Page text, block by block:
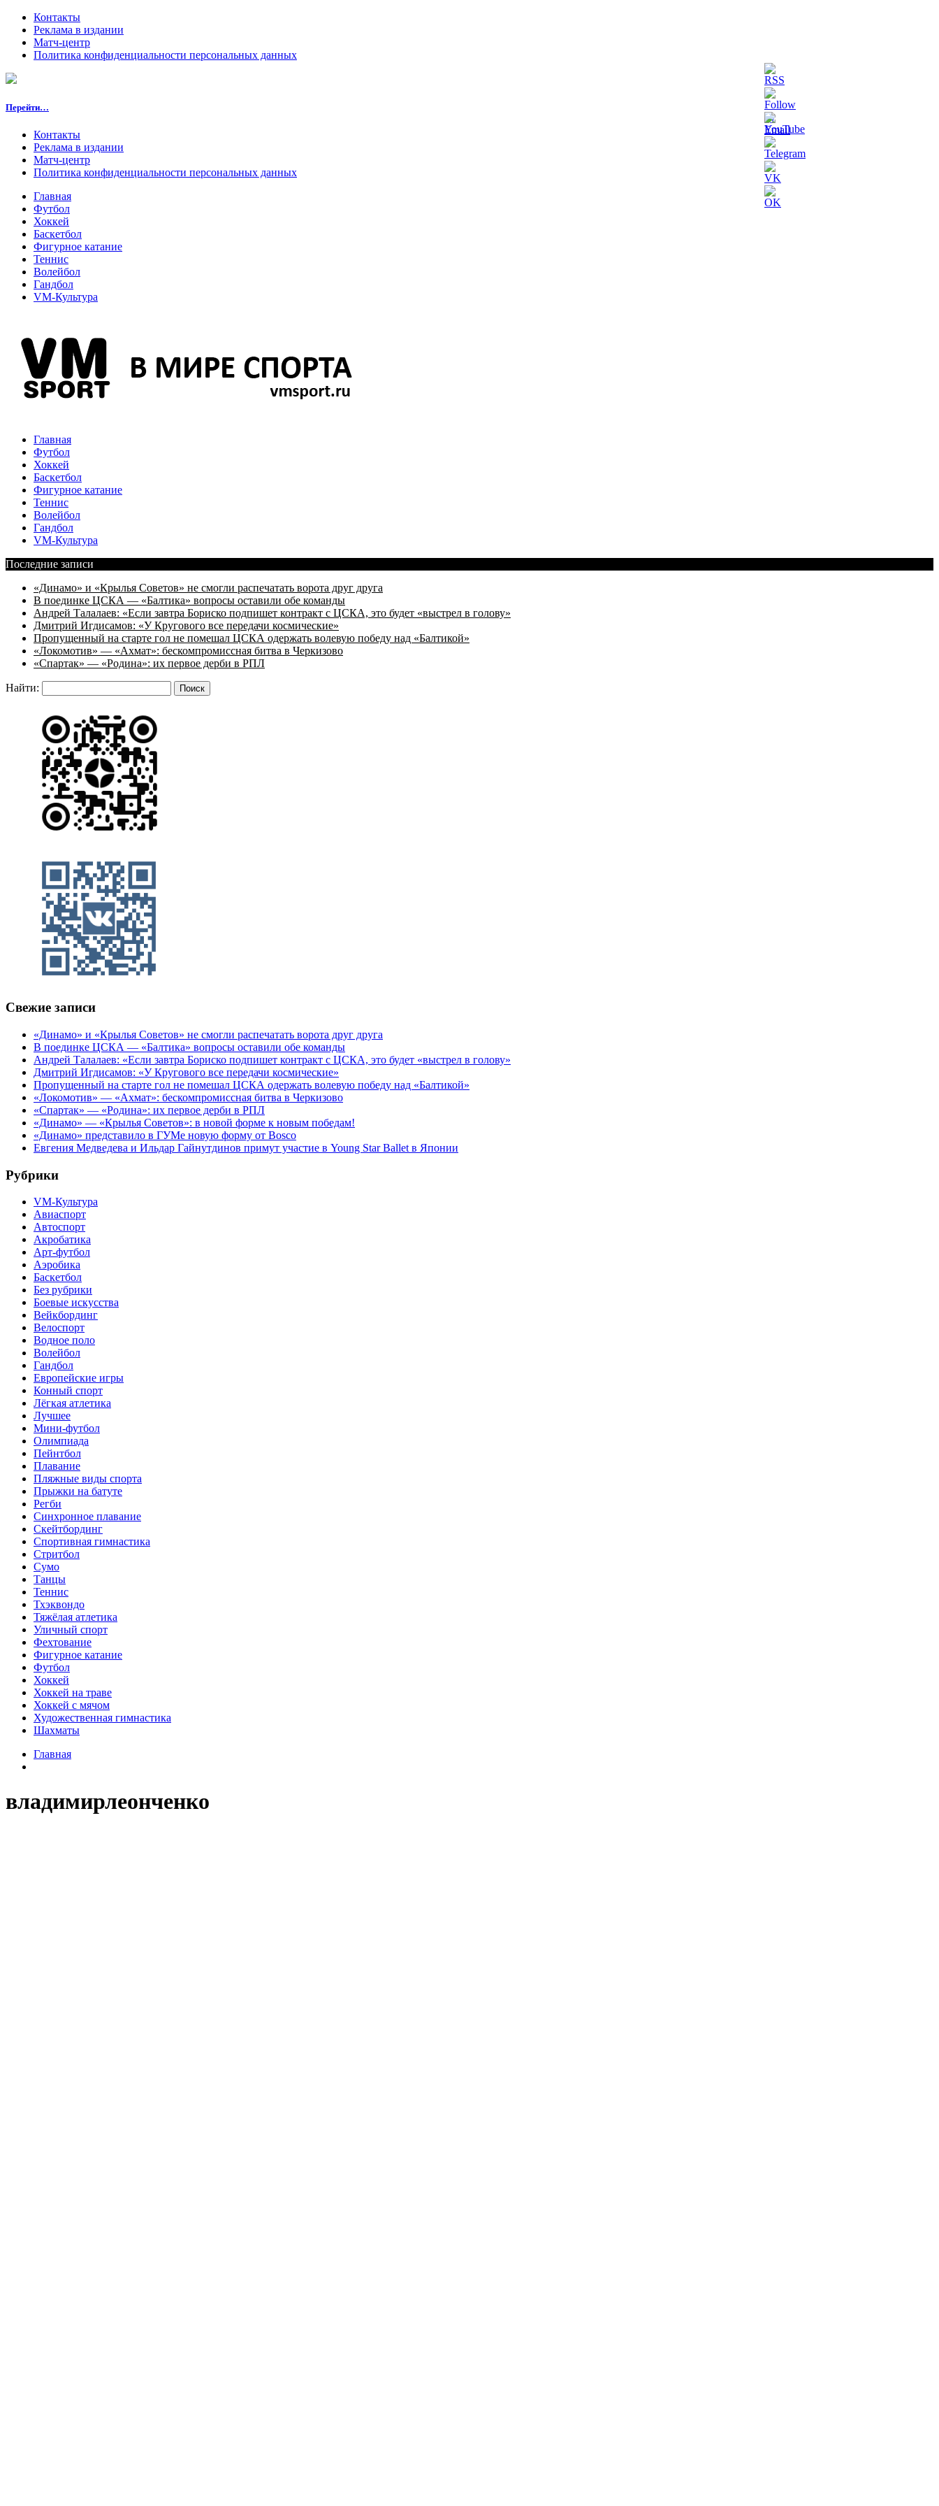
Контакты
Реклама в издании
Матч-центр
Политика конфиденциальности персональных данных
Перейти…
Контакты
Реклама в издании
Матч-центр
Политика конфиденциальности персональных данных
Главная
Футбол
Хоккей
Баскетбол
Фигурное катание
Теннис
Волейбол
Гандбол
VM-Культура
Главная
Футбол
Хоккей
Баскетбол
Фигурное катание
Теннис
Волейбол
Гандбол
VM-Культура
Последние записи
«Динамо» и «Крылья Советов» не смогли распечатать ворота друг друга
В поединке ЦСКА — «Балтика» вопросы оставили обе команды
Андрей Талалаев: «Если завтра Бориско подпишет контракт с ЦСКА, это будет «выстрел в голову»
Дмитрий Игдисамов: «У Кругового все передачи космические»
Пропущенный на старте гол не помешал ЦСКА одержать волевую победу над «Балтикой»
«Локомотив» — «Ахмат»: бескомпромиссная битва в Черкизово
«Спартак» — «Родина»: их первое дерби в РПЛ
Найти:
Свежие записи
«Динамо» и «Крылья Советов» не смогли распечатать ворота друг друга
В поединке ЦСКА — «Балтика» вопросы оставили обе команды
Андрей Талалаев: «Если завтра Бориско подпишет контракт с ЦСКА, это будет «выстрел в голову»
Дмитрий Игдисамов: «У Кругового все передачи космические»
Пропущенный на старте гол не помешал ЦСКА одержать волевую победу над «Балтикой»
«Локомотив» — «Ахмат»: бескомпромиссная битва в Черкизово
«Спартак» — «Родина»: их первое дерби в РПЛ
«Динамо» — «Крылья Советов»: в новой форме к новым победам!
«Динамо» представило в ГУМе новую форму от Bosco
Евгения Медведева и Ильдар Гайнутдинов примут участие в Young Star Ballet в Японии
Рубрики
VM-Культура
Авиаспорт
Автоспорт
Акробатика
Арт-футбол
Аэробика
Баскетбол
Без рубрики
Боевые искусства
Вейкбординг
Велоспорт
Водное поло
Волейбол
Гандбол
Европейские игры
Конный спорт
Лёгкая атлетика
Лучшее
Мини-футбол
Олимпиада
Пейнтбол
Плавание
Пляжные виды спорта
Прыжки на батуте
Регби
Синхронное плавание
Скейтбординг
Спортивная гимнастика
Стритбол
Сумо
Танцы
Теннис
Тхэквондо
Тяжёлая атлетика
Уличный спорт
Фехтование
Фигурное катание
Футбол
Хоккей
Хоккей на траве
Хоккей с мячом
Художественная гимнастика
Шахматы
Главная
владимирлеонченко